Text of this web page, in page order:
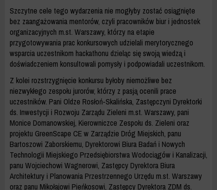
Szczytne cele tego wydarzenia nie mogłyby zostać osiągnięte
bez zaangażowania mentorów, czyli pracowników biur i jednostek
organizacyjnych m.st. Warszawy, którzy na etapie
przygotowywania prac konkursowych udzielali merytorycznego
wsparcia uczestnikom hackathonu dzieląc się swoją wiedzą i
doświadczeniem konsultowali pomysły i podpowiadali uczestnikom.
Z kolei rozstrzygnięcie konkursu byłoby niemożliwe bez
niezwykłego zespołu jurorów, którzy z pasją ocenili prace
uczestników. Pani Oldze Rosłoń-Skalińska, Zastępczyni Dyrektorki
ds. Inwestycji i Rozwoju Zarządu Zieleni m.st. Warszawy, pani
Monice Domanowskiej, Kierowniczce Zespołu ds. Zieleni oraz
projektu GreenScape CE w Zarządzie Dróg Miejskich, panu
Bartoszowi Zaborskiemu, Dyrektorowi Biura Badań i Nowych
Technologii Miejskiego Przedsiębiorstwa Wodociągów i Kanalizacji,
panu Wojciechowi Wagnerowi, Zastępcy Dyrektora Biura
Architektury i Planowania Przestrzennego Urzędu m.st. Warszawy
oraz panu Mikołajowi Pieńkosowi, Zastępcy Dyrektora ZDM ds.